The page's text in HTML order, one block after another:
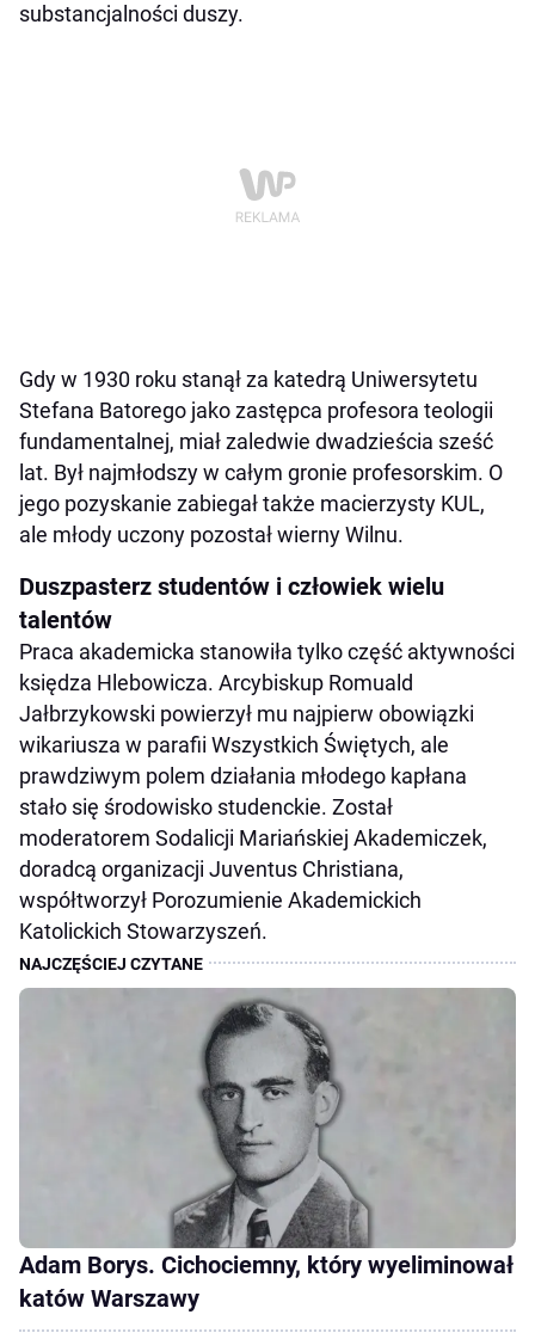
substancjalności duszy.
Gdy w 1930 roku stanął za katedrą Uniwersytetu
Stefana Batorego jako zastępca profesora teologii
fundamentalnej, miał zaledwie dwadzieścia sześć
lat. Był najmłodszy w całym gronie profesorskim. O
jego pozyskanie zabiegał także macierzysty KUL,
ale młody uczony pozostał wierny Wilnu.
Duszpasterz studentów i człowiek wielu
talentów
Praca akademicka stanowiła tylko część aktywności
księdza Hlebowicza. Arcybiskup Romuald
Jałbrzykowski powierzył mu najpierw obowiązki
wikariusza w parafii Wszystkich Świętych, ale
prawdziwym polem działania młodego kapłana
stało się środowisko studenckie. Został
moderatorem Sodalicji Mariańskiej Akademiczek,
doradcą organizacji Juventus Christiana,
współtworzył Porozumienie Akademickich
Katolickich Stowarzyszeń.
Adam Borys. Cichociemny, który wyeliminował
katów Warszawy